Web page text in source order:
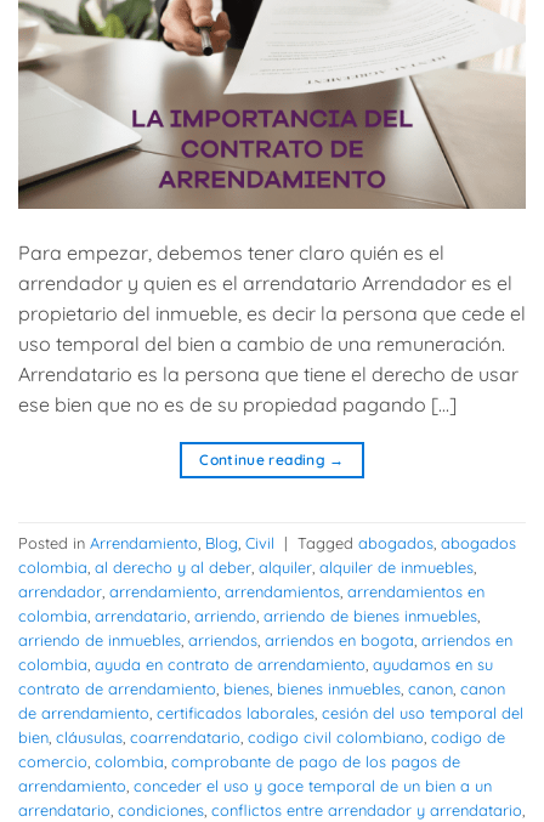
Para empezar, debemos tener claro quién es el
arrendador y quien es el arrendatario Arrendador es el
propietario del inmueble, es decir la persona que cede el
uso temporal del bien a cambio de una remuneración.
Arrendatario es la persona que tiene el derecho de usar
ese bien que no es de su propiedad pagando […]
Continue reading →
Posted in Arrendamiento, Blog, Civil | Tagged abogados, abogados
colombia, al derecho y al deber, alquiler, alquiler de inmuebles,
arrendador, arrendamiento, arrendamientos, arrendamientos en
colombia, arrendatario, arriendo, arriendo de bienes inmuebles,
arriendo de inmuebles, arriendos, arriendos en bogota, arriendos en
colombia, ayuda en contrato de arrendamiento, ayudamos en su
contrato de arrendamiento, bienes, bienes inmuebles, canon, canon
de arrendamiento, certificados laborales, cesión del uso temporal del
bien, cláusulas, coarrendatario, codigo civil colombiano, codigo de
comercio, colombia, comprobante de pago de los pagos de
arrendamiento, conceder el uso y goce temporal de un bien a un
arrendatario, condiciones, conflictos entre arrendador y arrendatario,